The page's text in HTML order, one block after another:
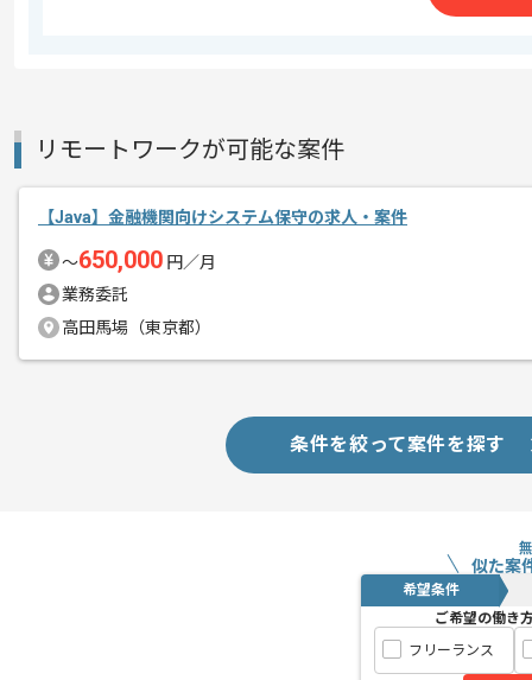
2025/04/01
メント
長期での参画を目指している方におす
リモートワークが可能な案件
【Java】金融機関向けシステム保守の求人・案件
〜650,000 円／月
業務委託
高田馬場（東京都）
条件を絞って案件を探す
似た案
希望条件
ご希望の働き
フリーランス